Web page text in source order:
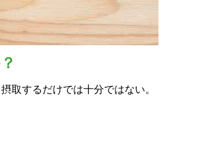
取するだけでは十分ではない。